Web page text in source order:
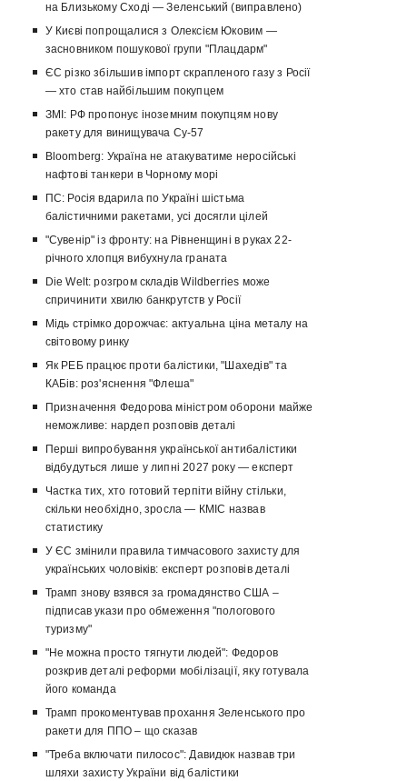
на Близькому Сході — Зеленський (виправлено)
У Києві попрощалися з Олексієм Юковим —
засновником пошукової групи "Плацдарм"
ЄС різко збільшив імпорт скрапленого газу з Росії
— хто став найбільшим покупцем
ЗМІ: РФ пропонує іноземним покупцям нову
ракету для винищувача Су-57
Bloomberg: Україна не атакуватиме неросійські
нафтові танкери в Чорному морі
ПС: Росія вдарила по Україні шістьма
балістичними ракетами, усі досягли цілей
"Сувенір" із фронту: на Рівненщині в руках 22-
річного хлопця вибухнула граната
Die Welt: розгром складів Wildberries може
спричинити хвилю банкрутств у Росії
Мідь стрімко дорожчає: актуальна ціна металу на
світовому ринку
Як РЕБ працює проти балістики, "Шахедів" та
КАБів: роз'яснення "Флеша"
Призначення Федорова міністром оборони майже
неможливе: нардеп розповів деталі
Перші випробування української антибалістики
відбудуться лише у липні 2027 року — експерт
Частка тих, хто готовий терпіти війну стільки,
скільки необхідно, зросла — КМІС назвав
статистику
У ЄС змінили правила тимчасового захисту для
українських чоловіків: експерт розповів деталі
Трамп знову взявся за громадянство США –
підписав укази про обмеження "пологового
туризму"
"Не можна просто тягнути людей": Федоров
розкрив деталі реформи мобілізації, яку готувала
його команда
Трамп прокоментував прохання Зеленського про
ракети для ППО – що сказав
"Треба включати пилосос": Давидюк назвав три
шляхи захисту України від балістики